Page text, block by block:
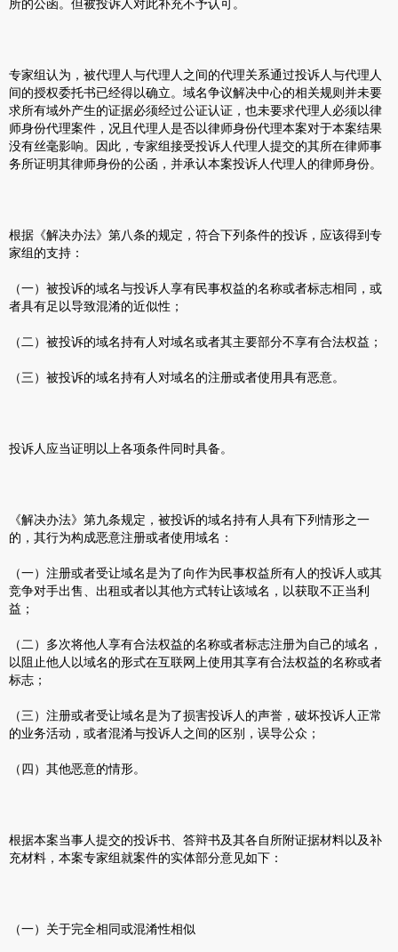
所的公函。但被投诉人对此补充不予认可。
专家组认为，被代理人与代理人之间的代理关系通过投诉人与代理人
间的授权委托书已经得以确立。域名争议解决中心的相关规则并未要
求所有域外产生的证据必须经过公证认证，也未要求代理人必须以律
师身份代理案件，况且代理人是否以律师身份代理本案对于本案结果
没有丝毫影响。因此，专家组接受投诉人代理人提交的其所在律师事
务所证明其律师身份的公函，并承认本案投诉人代理人的律师身份。
根据《解决办法》第八条的规定，符合下列条件的投诉，应该得到专
家组的支持：
（一）被投诉的域名与投诉人享有民事权益的名称或者标志相同，或
者具有足以导致混淆的近似性；
（二）被投诉的域名持有人对域名或者其主要部分不享有合法权益；
（三）被投诉的域名持有人对域名的注册或者使用具有恶意。
投诉人应当证明以上各项条件同时具备。
《解决办法》第九条规定，被投诉的域名持有人具有下列情形之一
的，其行为构成恶意注册或者使用域名：
（一）注册或者受让域名是为了向作为民事权益所有人的投诉人或其
竞争对手出售、出租或者以其他方式转让该域名，以获取不正当利
益；
（二）多次将他人享有合法权益的名称或者标志注册为自己的域名，
以阻止他人以域名的形式在互联网上使用其享有合法权益的名称或者
标志；
（三）注册或者受让域名是为了损害投诉人的声誉，破坏投诉人正常
的业务活动，或者混淆与投诉人之间的区别，误导公众；
（四）其他恶意的情形。
根据本案当事人提交的投诉书、答辩书及其各自所附证据材料以及补
充材料，本案专家组就案件的实体部分意见如下：
（一）关于完全相同或混淆性相似